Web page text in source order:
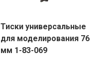
Тиски универсальные
для моделирования 76
мм 1-83-069